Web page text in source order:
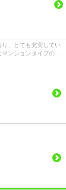
、とても充実してい
ンションタイプの物